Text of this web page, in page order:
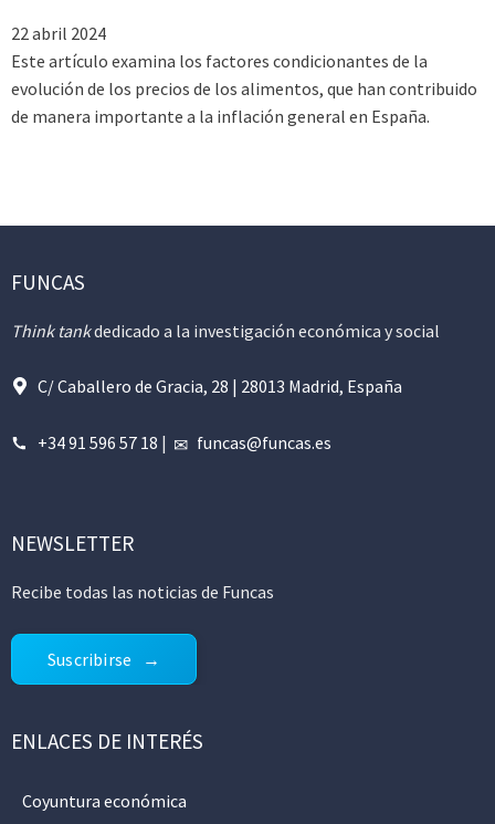
22 abril 2024
Este artículo examina los factores condicionantes de la
evolución de los precios de los alimentos, que han contribuido
de manera importante a la inflación general en España.
FUNCAS
Think tankdedicado a la investigación económica y social
C/ Caballero de Gracia, 28 | 28013 Madrid, España
+34 91 596 57 18 | funcas@funcas.es
NEWSLETTER
Recibe todas las noticias de Funcas
Suscribirse
ENLACES DE INTERÉS
Coyuntura económica